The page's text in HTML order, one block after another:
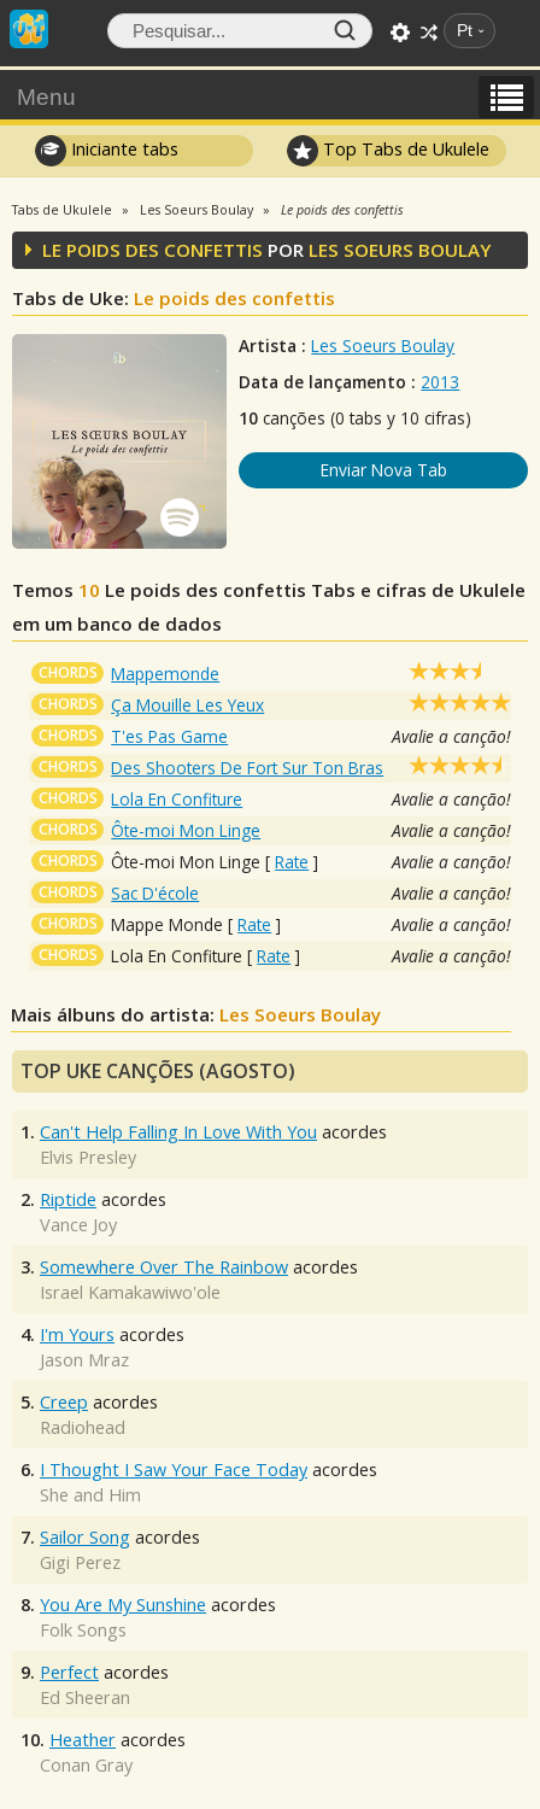
Pt
Menu
Iniciante tabs Top Tabs de Ukulele
Tabs de Ukulele Les Soeurs Boulay Le poids des confettis
LE POIDS DES CONFETTIS POR LES SOEURS BOULAY
Tabs de Uke: Le poids des confettis
Artista : Les Soeurs Boulay
Data de lançamento : 2013
10 canções (0 tabs y 10 cifras)
Enviar Nova Tab
Temos 10 Le poids des confettis Tabs e cifras de Ukulele
em um banco de dados
CHORDS Mappemonde
CHORDS Ça Mouille Les Yeux
CHORDS T'es Pas Game Avalie a canção!
CHORDS Des Shooters De Fort Sur Ton Bras
CHORDS Lola En Confiture Avalie a canção!
CHORDS Ôte-moi Mon Linge Avalie a canção!
CHORDS Ôte-moi Mon Linge [Rate ] Avalie a canção!
CHORDS Sac D'école Avalie a canção!
CHORDS Mappe Monde [Rate ] Avalie a canção!
CHORDS Lola En Confiture [Rate ] Avalie a canção!
Mais álbuns do artista: Les Soeurs Boulay
TOP UKE CANÇÕES (AGOSTO)
1. Can't Help Falling In Love With You acordes
Elvis Presley
2. Riptide acordes
Vance Joy
3. Somewhere Over The Rainbow acordes
Israel Kamakawiwo'ole
4. I'm Yours acordes
Jason Mraz
5. Creep acordes
Radiohead
6. I Thought I Saw Your Face Today acordes
She and Him
7. Sailor Song acordes
Gigi Perez
8. You Are My Sunshine acordes
Folk Songs
9. Perfect acordes
Ed Sheeran
10. Heather acordes
Conan Gray